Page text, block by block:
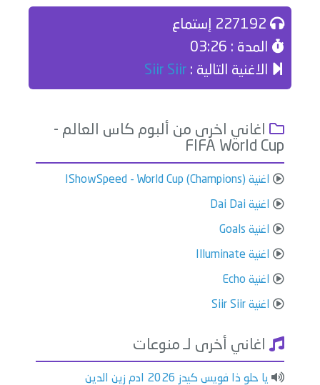
المدة : 03:26
الاغنية التالية : Siir Siir
اغاني اخرى من ألبوم كاس العالم -
FIFA World Cup
اغنية IShowSpeed - World Cup (Champions)
اغنية Dai Dai
اغنية Goals
اغنية Illuminate
اغنية Echo
اغنية Siir Siir
اغاني أخرى لـ منوعات
يا حلو ذا فويس كيدز 2026 ادم زين الدين